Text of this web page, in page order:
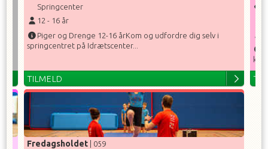
Springcenter
12 - 16år
Piger og Drenge 12-16 årKom og udfordre dig selv i
springcentret på Idrætscenter...
TILMELD
Fredagsholdet | 059